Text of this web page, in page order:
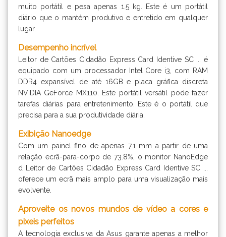
muito portátil e pesa apenas 1.5 kg. Este é um portátil
diário que o mantém produtivo e entretido em qualquer
lugar.
Desempenho incrível
Leitor de Cartões Cidadão Express Card Identive SC ... é
equipado com um processador Intel Core i3, com RAM
DDR4 expansível de até 16GB e placa gráfica discreta
NVIDIA GeForce MX110. Este portátil versátil pode fazer
tarefas diárias para entretenimento. Este é o portátil que
precisa para a sua produtividade diária.
Exibição Nanoedge
Com um painel fino de apenas 7.1 mm a partir de uma
relação ecrã-para-corpo de 73.8%, o monitor NanoEdge
d Leitor de Cartões Cidadão Express Card Identive SC ...
oferece um ecrã mais amplo para uma visualização mais
evolvente.
Aproveite os novos mundos de vídeo a cores e
pixeis perfeitos
A tecnologia exclusiva da Asus garante apenas a melhor